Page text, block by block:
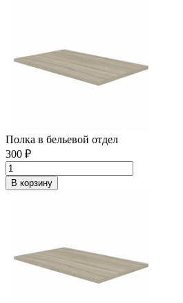
Полка в бельевой отдел
300 ₽
В корзину